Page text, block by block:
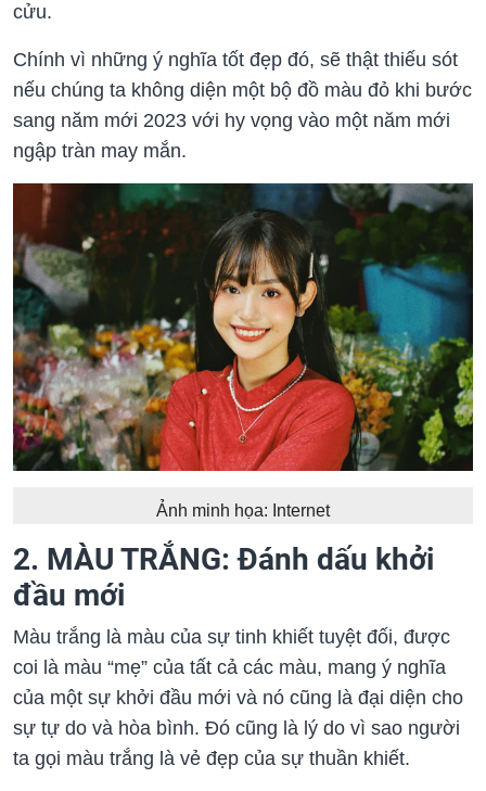
cửu.
Chính vì những ý nghĩa tốt đẹp đó, sẽ thật thiếu sót
nếu chúng ta không diện một bộ đồ màu đỏ khi bước
sang năm mới 2023 với hy vọng vào một năm mới
ngập tràn may mắn.
Ảnh minh họa: Internet
2. MÀU TRẮNG: Đánh dấu khởi
đầu mới
Màu trắng là màu của sự tinh khiết tuyệt đối, được
coi là màu “mẹ” của tất cả các màu, mang ý nghĩa
của một sự khởi đầu mới và nó cũng là đại diện cho
sự tự do và hòa bình. Đó cũng là lý do vì sao người
ta gọi màu trắng là vẻ đẹp của sự thuần khiết.